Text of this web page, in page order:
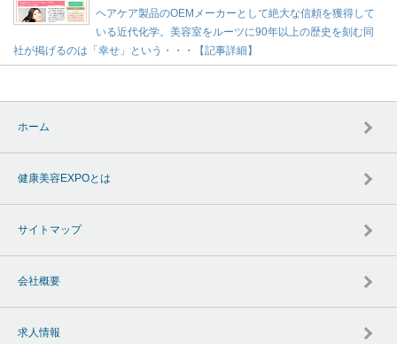
ヘアケア製品のOEMメーカーとして絶大な信頼を獲得して
いる近代化学。美容室をルーツに90年以上の歴史を刻む同
社が掲げるのは「幸せ」という・・・【記事詳細】
ホーム
健康美容EXPOとは
サイトマップ
会社概要
求人情報